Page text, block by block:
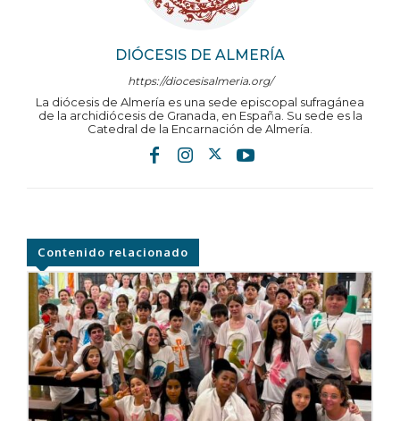
DIÓCESIS DE ALMERÍA
https://diocesisalmeria.org/
La diócesis de Almería es una sede episcopal sufragánea
de la archidiócesis de Granada, en España. Su sede es la
Catedral de la Encarnación de Almería.
Contenido relacionado